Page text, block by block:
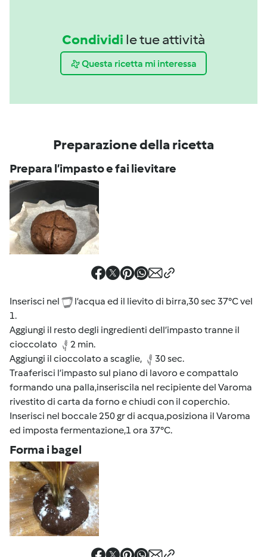
Condividi le tue attività
Questa ricetta mi interessa
Preparazione della ricetta
Prepara l’impasto e fai lievitare
Inserisci nel
l’acqua ed il lievito di birra,30 sec 37°C vel
1.
Aggiungi il resto degli ingredienti dell’impasto tranne il
cioccolato
2 min.
Aggiungi il cioccolato a scaglie,
30 sec.
Traaferisci l’impasto sul piano di lavoro e compattalo
formando una palla,inseriscila nel recipiente del Varoma
rivestito di carta da forno e chiudi con il coperchio.
Inserisci nel boccale 250 gr di acqua,posiziona il Varoma
ed imposta fermentazione,1 ora 37°C.
Forma i bagel